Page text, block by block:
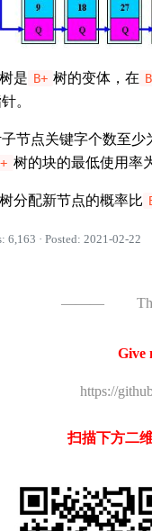
树是 B+ 树的变体，在
。
节点关键字个数至少
树的块的最低使用率
树分配新节点的概率比
6,163 · Posted: 2021-02-22
———
Give
https://
扫描下方二